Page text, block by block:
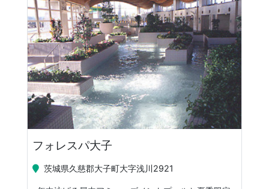
フォレスパ大子
茨城県久慈郡大子町大字浅川2921